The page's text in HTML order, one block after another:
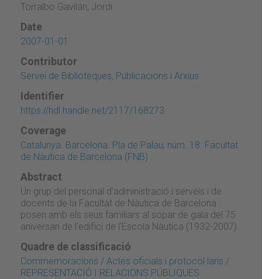
Torralbo Gavilán, Jordi
Date
2007-01-01
Contributor
Servei de Biblioteques, Publicacions i Arxius
Identifier
https://hdl.handle.net/2117/168273
Coverage
Catalunya. Barcelona. Pla de Palau, núm. 18. Facultat
de Nàutica de Barcelona (FNB)
Abstract
Un grup del personal d'administració i serveis i de
docents de la Facultat de Nàutica de Barcelona
posen amb els seus familiars al sopar de gala del 75
aniversari de l'edifici de l'Escola Nàutica (1932-2007).
Quadre de classificació
Commemoracions / Actes oficials i protocol·laris /
REPRESENTACIÓ I RELACIONS PÚBLIQUES